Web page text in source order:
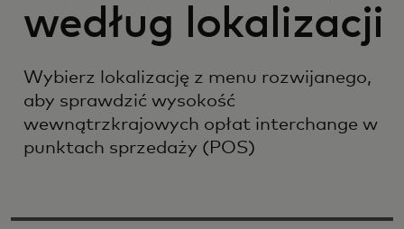
według lokalizacji
Wybierz lokalizację z menu rozwijanego,
aby sprawdzić wysokość
wewnątrzkrajowych opłat interchange w
punktach sprzedaży (POS)